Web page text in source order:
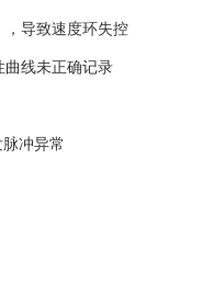
导致速度环失控
线未正确记录
冲异常